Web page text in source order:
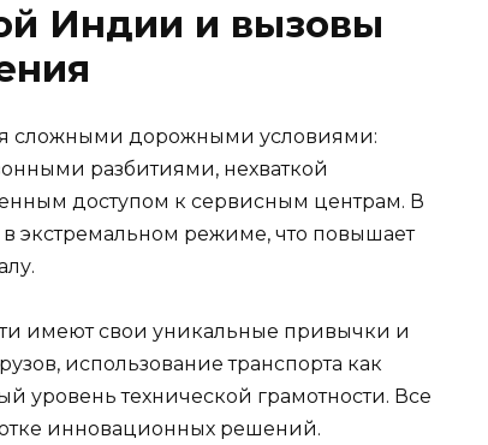
Индии и вызовы
сложными дорожными условиями:
разбитиями, нехваткой
доступом к сервисным центрам. В
в экстремальном режиме, что повышает
имеют свои уникальные привычки и
использование транспорта как
уровень технической грамотности. Все
инновационных решений.